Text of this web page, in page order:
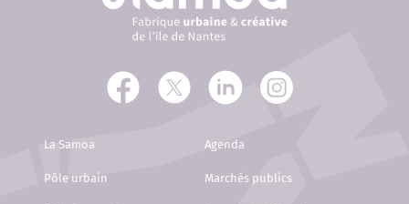
La Samoa
Pôle urbain
Agenda
Marchés publics